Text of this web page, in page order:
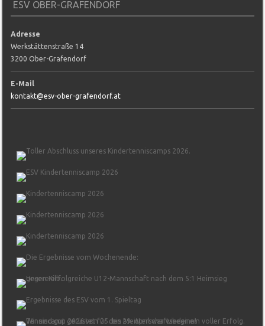
ESV OBER-GRAFENDORF
Adresse
Werkstättenstraße 14
3200 Ober-Grafendorf
E-Mail
kontakt@esv-ober-grafendorf.at